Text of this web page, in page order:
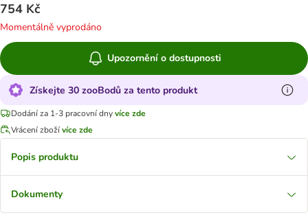
754 Kč
Momentálně vyprodáno
Upozornění o dostupnosti
Získejte 30 zooBodů za tento produkt
Dodání za 1-3 pracovní dnyvíce zde
Vrácení zbožívíce zde
Popis produktu
Dokumenty